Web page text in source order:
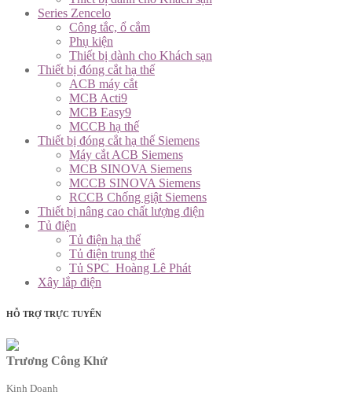
Series Zencelo
Công tắc, ổ cắm
Phụ kiện
Thiết bị dành cho Khách sạn
Thiết bị đóng cắt hạ thế
ACB máy cắt
MCB Acti9
MCB Easy9
MCCB hạ thế
Thiết bị đóng cắt hạ thế Siemens
Máy cắt ACB Siemens
MCB SINOVA Siemens
MCCB SINOVA Siemens
RCCB Chống giật Siemens
Thiết bị nâng cao chất lượng điện
Tủ điện
Tủ điện hạ thế
Tủ điện trung thế
Tủ SPC_Hoàng Lê Phát
Xây lắp điện
HỖ TRỢ TRỰC TUYẾN
Trương Công Khứ
Kinh Doanh